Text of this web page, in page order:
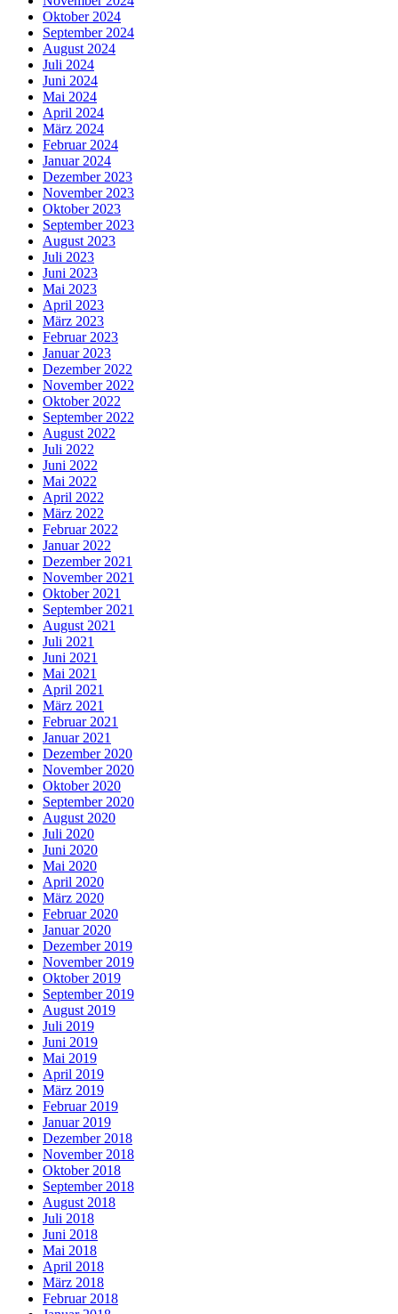
Oktober 2024
September 2024
August 2024
Juli 2024
Juni 2024
Mai 2024
April 2024
März 2024
Februar 2024
Januar 2024
Dezember 2023
November 2023
Oktober 2023
September 2023
August 2023
Juli 2023
Juni 2023
Mai 2023
April 2023
März 2023
Februar 2023
Januar 2023
Dezember 2022
November 2022
Oktober 2022
September 2022
August 2022
Juli 2022
Juni 2022
Mai 2022
April 2022
März 2022
Februar 2022
Januar 2022
Dezember 2021
November 2021
Oktober 2021
September 2021
August 2021
Juli 2021
Juni 2021
Mai 2021
April 2021
März 2021
Februar 2021
Januar 2021
Dezember 2020
November 2020
Oktober 2020
September 2020
August 2020
Juli 2020
Juni 2020
Mai 2020
April 2020
März 2020
Februar 2020
Januar 2020
Dezember 2019
November 2019
Oktober 2019
September 2019
August 2019
Juli 2019
Juni 2019
Mai 2019
April 2019
März 2019
Februar 2019
Januar 2019
Dezember 2018
November 2018
Oktober 2018
September 2018
August 2018
Juli 2018
Juni 2018
Mai 2018
April 2018
März 2018
Februar 2018